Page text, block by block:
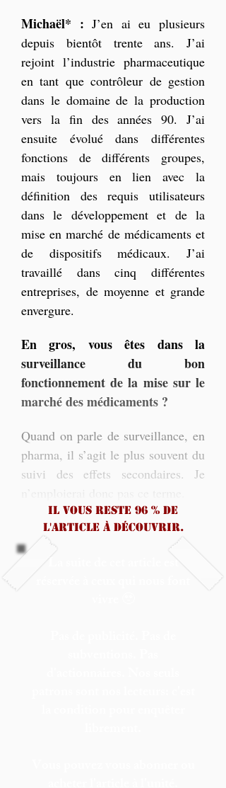
Michaël* : J’en ai eu plusieurs
depuis bientôt trente ans. J’ai
rejoint l’industrie pharmaceutique
en tant que contrôleur de gestion
dans le domaine de la production
vers la fin des années 90. J’ai
ensuite évolué dans différentes
fonctions de différents groupes,
mais toujours en lien avec la
définition des requis utilisateurs
dans le développement et de la
mise en marché de médicaments et
de dispositifs médicaux. J’ai
travaillé dans cinq différentes
entreprises, de moyenne et grande
envergure.
En gros, vous êtes dans la
surveillance du bon
fonctionnement de la mise sur le
marché des médicaments ?
Quand on parle de surveillance, en
pharma, il s’agit le plus souvent du
suivi des effets secondaires. Je
Il vous reste 96 % de
l'article à découvrir.